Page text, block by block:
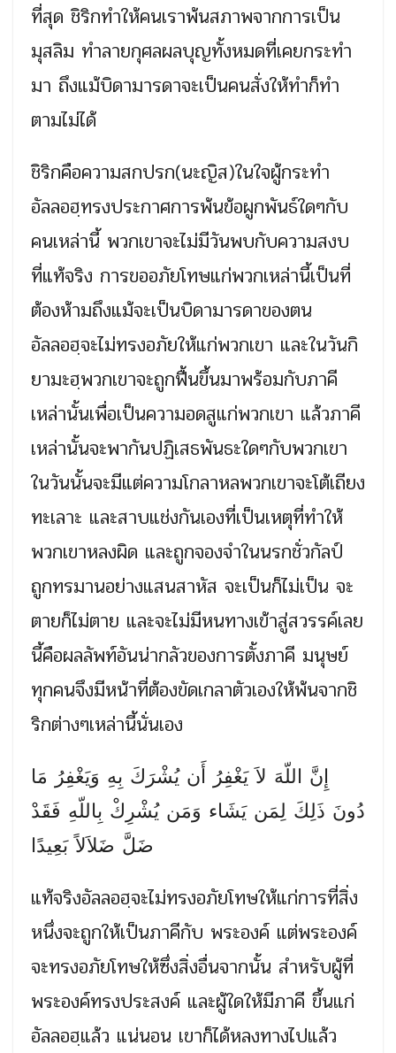
ที่สุด ชิริกทำให้คนเราพ้นสภาพจากการเป็น
มุสลิม ทำลายกุศลผลบุญทั้งหมดที่เคยกระทำ
มา ถึงแม้บิดามารดาจะเป็นคนสั่งให้ทำก็ทำ
ตามไม่ได้
ชิริกคือความสกปรก(นะญิส)ในใจผู้กระทำ
อัลลอฮฺทรงประกาศการพ้นข้อผูกพันธ์ใดๆกับ
คนเหล่านี้ พวกเขาจะไม่มีวันพบกับความสงบ
ที่แท้จริง การขออภัยโทษแก่พวกเหล่านี้เป็นที่
ต้องห้ามถึงแม้จะเป็นบิดามารดาของตน
อัลลอฮฺจะไม่ทรงอภัยให้แก่พวกเขา และในวันกิ
ยามะฮฺพวกเขาจะถูกฟื้นขึ้นมาพร้อมกับภาคี
เหล่านั้นเพื่อเป็นความอดสูแก่พวกเขา แล้วภาคี
เหล่านั้นจะพากันปฏิเสธพันธะใดๆกับพวกเขา
ในวันนั้นจะมีแต่ความโกลาหลพวกเขาจะโต้เถียง
ทะเลาะ และสาบแช่งกันเองที่เป็นเหตุที่ทำให้
พวกเขาหลงผิด และถูกจองจำในนรกชั่วกัลป์
ถูกทรมานอย่างแสนสาหัส จะเป็นก็ไม่เป็น จะ
ตายก็ไม่ตาย และจะไม่มีหนทางเข้าสู่สวรรค์เลย
นี้คือผลลัพท์อันน่ากลัวของการตั้งภาคี มนุษย์
ทุกคนจึงมีหน้าที่ต้องขัดเกลาตัวเองให้พ้นจากชิ
ริกต่างๆเหล่านี้นั่นเอง
إِنَّ اللّهَ لاَ يَغْفِرُ أَن يُشْرَكَ بِهِ وَيَغْفِرُ مَا
دُونَ ذَلِكَ لِمَن يَشَاء وَمَن يُشْرِكْ بِاللّهِ فَقَدْ
ضَلَّ ضَلاَلاً بَعِيدًا
แท้จริงอัลลอฮฺจะไม่ทรงอภัยโทษให้แก่การที่สิ่ง
หนึ่งจะถูกให้เป็นภาคีกับ พระองค์ แต่พระองค์
จะทรงอภัยโทษให้ซึ่งสิ่งอื่นจากนั้น สำหรับผู้ที่
พระองค์ทรงประสงค์ และผู้ใดให้มีภาคี ขึ้นแก่
อัลลอฮฺแล้ว แน่นอน เขาก็ได้หลงทางไปแล้ว